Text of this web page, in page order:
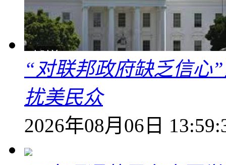
“对联邦政府缺乏信心
扰美民众
2026年08月06日